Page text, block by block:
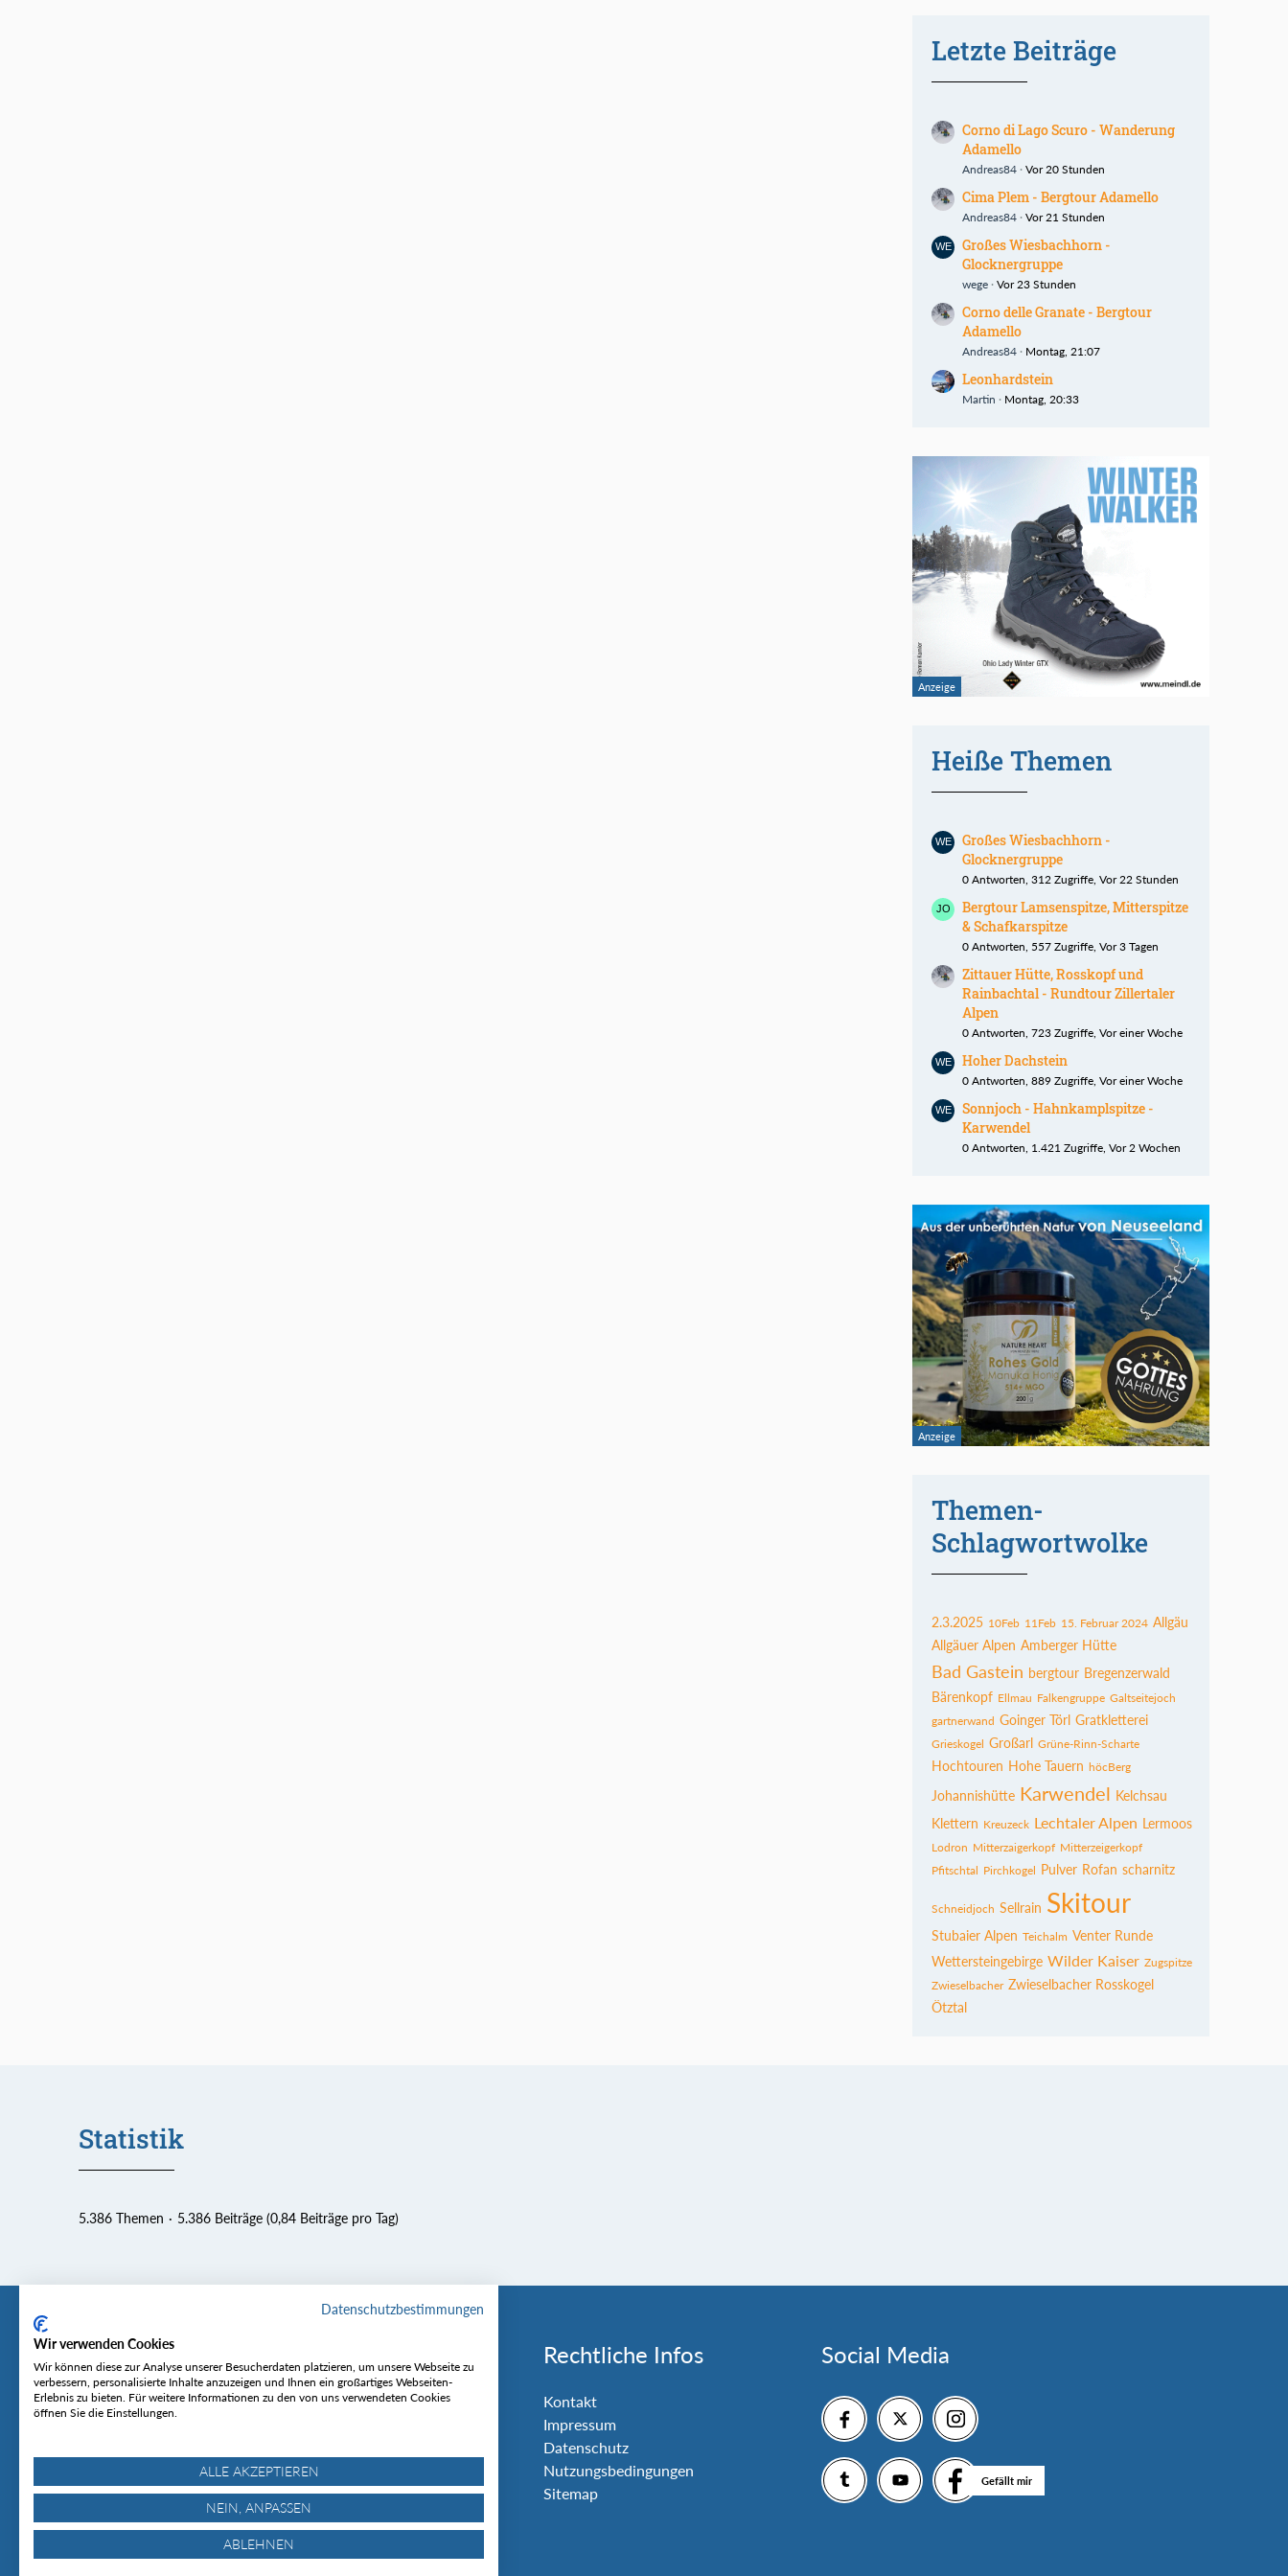
Letzte Beiträge
Corno di Lago Scuro - Wanderung
Adamello
Andreas84 Vor 20 Stunden
Cima Plem - Bergtour Adamello
Andreas84 Vor 21 Stunden
Großes Wiesbachhorn -
Glocknergruppe
wege Vor 23 Stunden
Corno delle Granate - Bergtour
Adamello
Andreas84 Montag, 21:07
Leonhardstein
Martin Montag, 20:33
Heiße Themen
Großes Wiesbachhorn -
Glocknergruppe
0 Antworten, 312 Zugriffe, Vor 22 Stunden
Bergtour Lamsenspitze, Mitterspitze
& Schafkarspitze
0 Antworten, 557 Zugriffe, Vor 3 Tagen
Zittauer Hütte, Rosskopf und
Rainbachtal - Rundtour Zillertaler
Alpen
0 Antworten, 723 Zugriffe, Vor einer Woche
Hoher Dachstein
0 Antworten, 889 Zugriffe, Vor einer Woche
Sonnjoch - Hahnkamplspitze -
Karwendel
0 Antworten, 1.421 Zugriffe, Vor 2 Wochen
Themen-
Schlagwortwolke
2.3.2025 10Feb 11Feb 15. Februar 2024 Allgäu
Allgäuer Alpen Amberger Hütte
Bad Gastein bergtour Bregenzerwald
Bärenkopf Ellmau Falkengruppe Galtseitejoch
gartnerwand Goinger Törl Gratkletterei
Grieskogel Großarl Grüne-Rinn-Scharte
Hochtouren Hohe Tauern höcBerg
Johannishütte Karwendel Kelchsau
Klettern Kreuzeck Lechtaler Alpen Lermoos
Lodron Mitterzaigerkopf Mitterzeigerkopf
Pfitschtal Pirchkogel Pulver Rofan scharnitz
Schneidjoch Sellrain Skitour
Stubaier Alpen Teichalm Venter Runde
Wettersteingebirge Wilder Kaiser Zugspitze
Zwieselbacher Zwieselbacher Rosskogel
Ötztal
Statistik
5.386 Themen 5.386 Beiträge (0,84 Beiträge pro Tag)
Tourentipp
Über uns
Wetter & Lawinenlage
Rechtliche Infos
Kontakt
Impressum
Datenschutz
Nutzungsbedingungen
Sitemap
Social Media
Gefällt mir
© Tourentipp.com 2025
Datenschutzbestimmungen
Wir verwenden Cookies
Wir können diese zur Analyse unserer Besucherdaten platzieren, um unsere Webseite zu
verbessern, personalisierte Inhalte anzuzeigen und Ihnen ein großartiges Webseiten-
Erlebnis zu bieten. Für weitere Informationen zu den von uns verwendeten Cookies
öffnen Sie die Einstellungen.
ALLE AKZEPTIEREN
NEIN, ANPASSEN
ABLEHNEN